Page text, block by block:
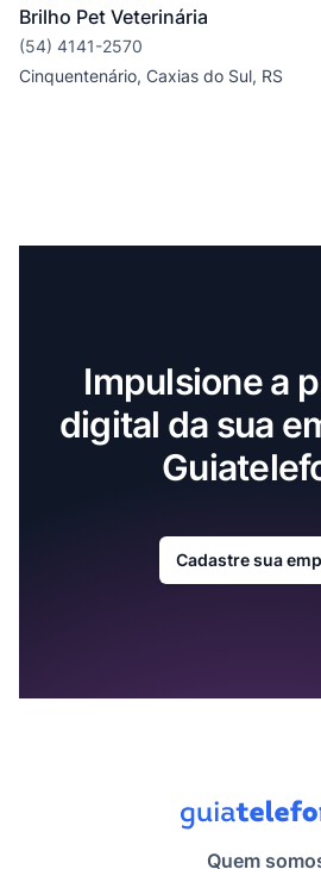
Brilho Pet Veterinária
(54) 4141-2570
Cinquentenário, Caxias do Sul, RS
Impulsione a
digital da sua
Cadastre sua
Quem